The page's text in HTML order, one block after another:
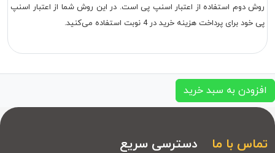
روش دوم استفاده از اعتبار اسنپ پی است. در این روش شما از اعتبار اسنپ
پی خود برای پرداخت هزینه خرید در 4 نوبت استفاده می‌کنید.
افزودن به سبد خرید
تماس با ما دسترسی سریع